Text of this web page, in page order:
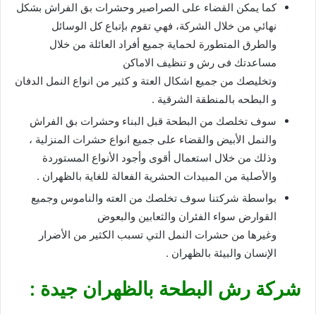
كما يمكن القضاء على الصراصير وحشرات بق الفراش بشكل
نهائي من خلال الشركة، فهي تقوم بإتباع كل الوسائل
والطرق المتطورة لحماية جميع أفراد العائلة من خلال
مساعدتك فى رش و تنظيف الاماكن
وتخليصك من جميع اشكال العتة و كثير من انواع النمل الدفان
و البطحه بالمنطقة الشرقية .
سوف تخلصك من البطحة قبل البناء وحشرات بق الفراش
والنمل الأبيض والقضاء على جميع انواع حشرات المنزلية ،
وذلك من خلال استعمال أقوى وأجود الأنواع المستوردة
والأصلية من المبيدات الحشرية الفعالة للغاية بالظهران .
بواسطة شركتنا سوف تخلصك من العته والناموس وجميع
القوارض سواء الفئران والثعابين والبعوض
وغيرها من حشرات النمل التي تسبب الكثير من الأضرار
الإنسان والبيئة بالظهران .
شركة رش البطحة بالظهران جيدة :